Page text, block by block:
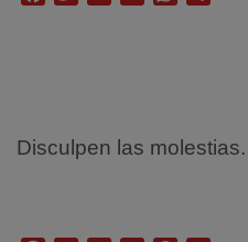
Disculpen las molestias.